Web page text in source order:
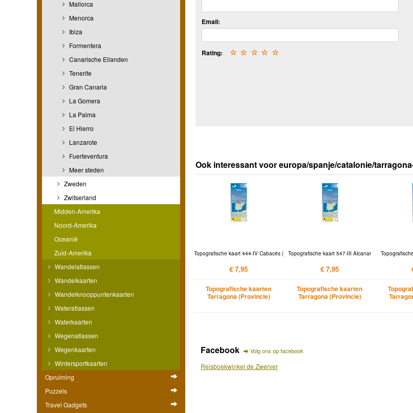
Mallorca
Menorca
Ibiza
Formentera
Canarische Eilanden
Tenerife
Gran Canaria
La Gomera
La Palma
El Hierro
Lanzarote
Fuerteventura
Meer steden
Zweden
Zwitserland
Midden-Amerika
Noord-Amerika
Oceanië
Zuid-Amerika
Wandelatlassen
Wandelkaarten
Wandelknooppuntenkaarten
Wateratlassen
Waterkaarten
Wegenatlassen
Wegenkaarten
Wintersportkaarten
Opruiming
Puzzels
Travel Gadgets
Email:
Rating: ☆
☆
☆
☆
☆
Ook interessant voor europa/spanje/catalonie/
Topografische kaart 444-IV Cabacés |
€ 7,95
Topografische kaarten
Tarragona (Provincie)
Topografische kaart 547-III Alcanar
€ 7,95
Topografische kaarten
Tarragona (Provincie)
Facebook Volg ons op facebook
Reisboekwinkel de Zwerver